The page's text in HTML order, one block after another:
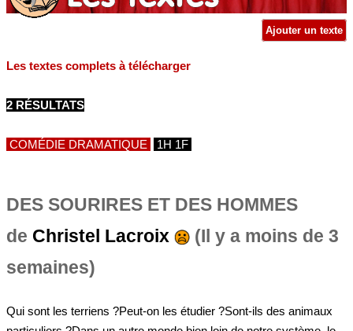
Ajouter un texte
Les textes complets à télécharger
2 RÉSULTATS
COMÉDIE DRAMATIQUE 1H 1F
DES SOURIRES ET DES HOMMES
de Christel Lacroix
(Il y a moins de 3
semaines)
Qui sont les terriens ?Peut-on les étudier ?Sont-ils des animaux